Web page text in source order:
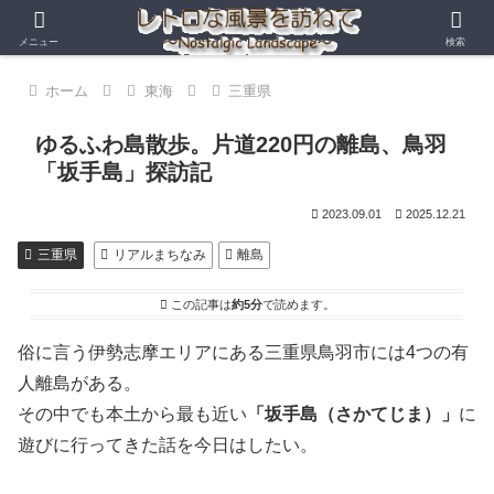
ホーム 東海 三重県
ゆるふわ島散歩。片道220円の離島、鳥羽
「坂手島」探訪記
2023.09.01 2025.12.21
三重県 リアルまちなみ 離島
この記事は約5分で読めます。
俗に言う伊勢志摩エリアにある三重県鳥羽市には4つの有
人離島がある。
その中でも本土から最も近い 「坂手島（さかてじま）」 に
遊びに行ってきた話を今日はしたい。
メニュー 検索